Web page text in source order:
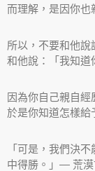
而理解，是因你也
所以，不要和他說
和他說：「我知
因為你自己親自經
於是你知道怎樣給
「可是，我們決
中得勝。」— 荒漠